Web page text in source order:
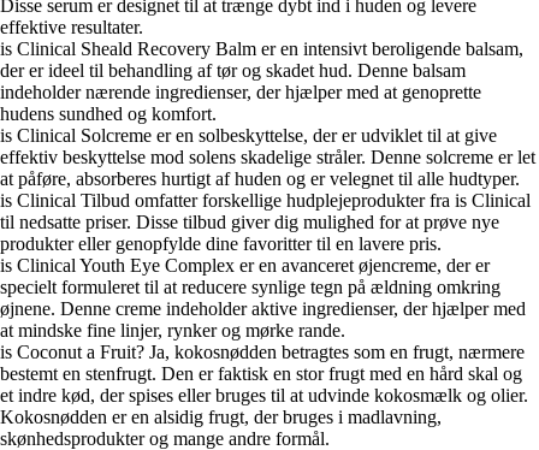
Disse serum er designet til at trænge dybt ind i huden og levere
effektive resultater.
is Clinical Sheald Recovery Balm er en intensivt beroligende balsam,
der er ideel til behandling af tør og skadet hud. Denne balsam
indeholder nærende ingredienser, der hjælper med at genoprette
hudens sundhed og komfort.
is Clinical Solcreme er en solbeskyttelse, der er udviklet til at give
effektiv beskyttelse mod solens skadelige stråler. Denne solcreme er let
at påføre, absorberes hurtigt af huden og er velegnet til alle hudtyper.
is Clinical Tilbud omfatter forskellige hudplejeprodukter fra is Clinical
til nedsatte priser. Disse tilbud giver dig mulighed for at prøve nye
produkter eller genopfylde dine favoritter til en lavere pris.
is Clinical Youth Eye Complex er en avanceret øjencreme, der er
specielt formuleret til at reducere synlige tegn på ældning omkring
øjnene. Denne creme indeholder aktive ingredienser, der hjælper med
at mindske fine linjer, rynker og mørke rande.
is Coconut a Fruit? Ja, kokosnødden betragtes som en frugt, nærmere
bestemt en stenfrugt. Den er faktisk en stor frugt med en hård skal og
et indre kød, der spises eller bruges til at udvinde kokosmælk og olier.
Kokosnødden er en alsidig frugt, der bruges i madlavning,
skønhedsprodukter og mange andre formål.